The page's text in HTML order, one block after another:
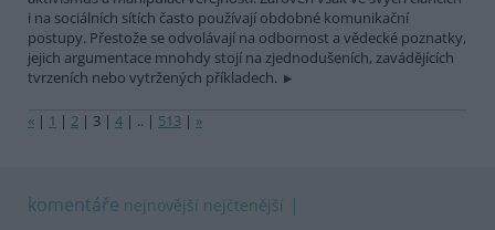
i na sociálních sítích často používají obdobné komunikační
postupy. Přestože se odvolávají na odbornost a vědecké poznatky,
jejich argumentace mnohdy stojí na zjednodušeních, zavádějících
tvrzeních nebo vytržených příkladech.
« | 1 | 2 | 3 | 4 | .. | 513 | »
komentáře nejnovější nejčtenější